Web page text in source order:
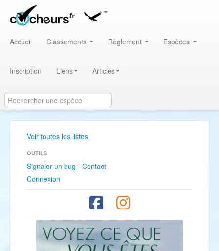
Accueil Classements Règlement Espèces
Inscription Liens Articles
Voir toutes les listes
OUTILS
Signaler un bug - Contact
Connexion